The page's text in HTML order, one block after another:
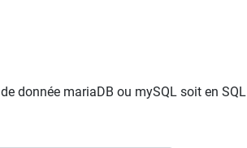
donnée mariaDB ou mySQL soit en